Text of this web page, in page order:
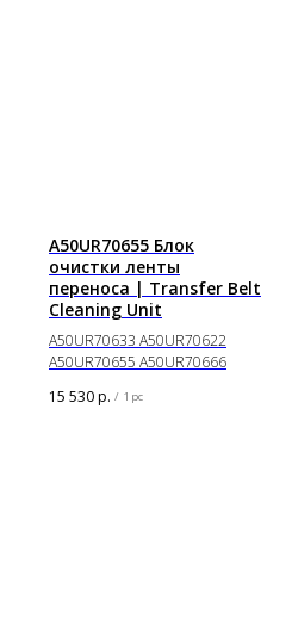
A50UR70655 Блок
очистки ленты
переноса | Transfer Belt
Cleaning Unit
A50UR70633 A50UR70622
A50UR70655 A50UR70666
15 530р. / 1 pc